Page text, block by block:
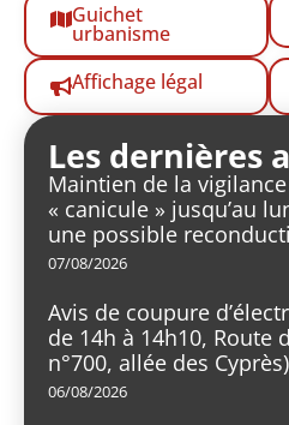
Guichet
urbanisme
Affichage légal
Les dernières
Maintien de la vigilance
« canicule » jusqu’au
une possible
07/08/2026
Avis de coupure
de 14h à 14h10, Route
n°700, allée des Cyprès)
06/08/2026